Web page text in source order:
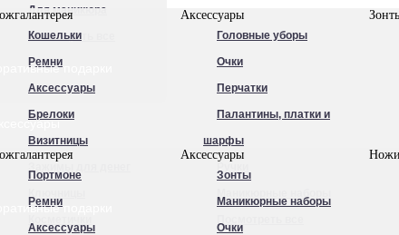
Для маникюра
Посмотреть все
Кошельки
Ремни
Аксессуары
Брелоки
Визитницы
Аксессуары
Головные уборы
Очки
Перчатки
Палантины, платки и
шарфы
подарки
Портмоне
Ремни
Аксессуары
Аксессуары
Зонты
Маникюрные наборы
Очки
Ножи
подарки